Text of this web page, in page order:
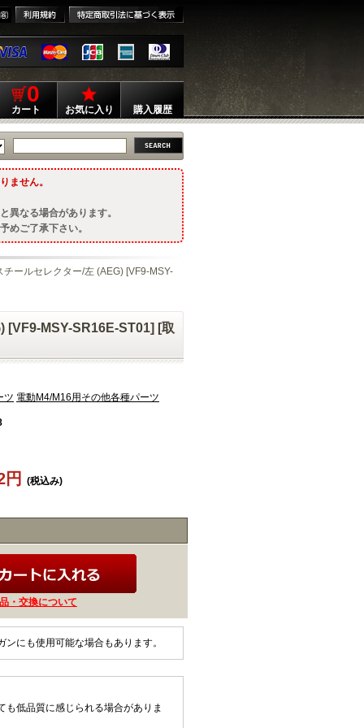
0
カート お気に入り 購入履歴
ません。
異なる場合があります。
めご了承下さい。
ールセレクター/左 (AEG) [VF9-MSY-
[VF9-MSY-SR16E-ST01] [取
ツ 電動M4/M16用その他各種パーツ
円
(税込み)
・交換について
にも使用可能な場合もあります。
低品質に感じられる場合がありま